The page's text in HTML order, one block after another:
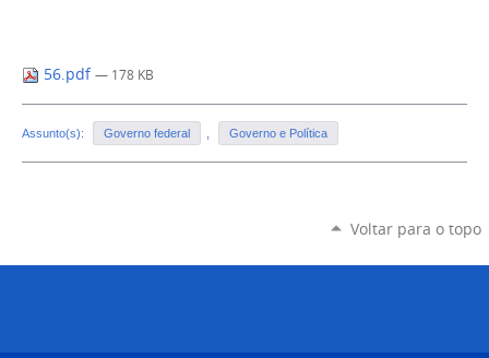
56.pdf — 178 KB
Assunto(s): Governo federal Governo e Política
Voltar para o topo